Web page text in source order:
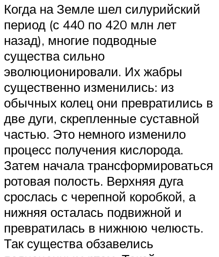
Когда на Земле шел силурийский
период (с 440 по 420 млн лет
назад), многие подводные
существа сильно
эволюционировали. Их жабры
существенно изменились: из
обычных колец они превратились в
две дуги, скрепленные суставной
частью. Это немного изменило
процесс получения кислорода.
Затем начала трансформироваться
ротовая полость. Верхняя дуга
срослась с черепной коробкой, а
нижняя осталась подвижной и
превратилась в нижнюю челюсть.
Так существа обзавелись